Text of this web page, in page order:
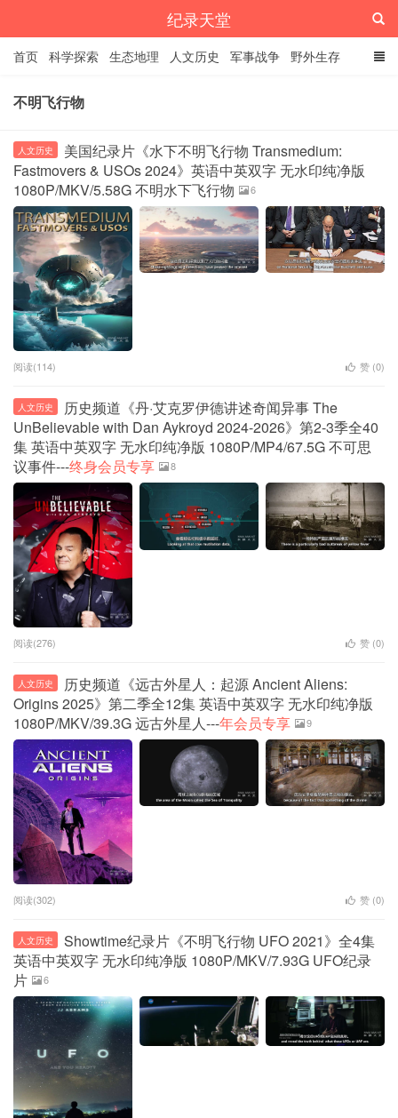
纪录天堂
首页 科学探索 生态地理 人文历史 军事战争 野外生存
经典纪录 4K纪录片
不明飞行物
人文历史
美国纪录片《水下不明飞行物 Transmedium:
Fastmovers & USOs 2024》英语中英双字 无水印纯净版
1080P/MKV/5.58G 不明水下飞行物
6
阅读(114) 赞 (0)
人文历史
历史频道《丹·艾克罗伊德讲述奇闻异事 The
UnBelievable with Dan Aykroyd 2024-2026》第2-3季全40
集 英语中英双字 无水印纯净版 1080P/MP4/67.5G 不可思
议事件---终身会员专享 8
阅读(276) 赞 (0)
人文历史
历史频道《远古外星人：起源 Ancient Aliens:
Origins 2025》第二季全12集 英语中英双字 无水印纯净版
1080P/MKV/39.3G 远古外星人---年会员专享 9
阅读(302) 赞 (0)
人文历史
Showtime纪录片《不明飞行物 UFO 2021》全4集
英语中英双字 无水印纯净版 1080P/MKV/7.93G UFO纪录
片
6